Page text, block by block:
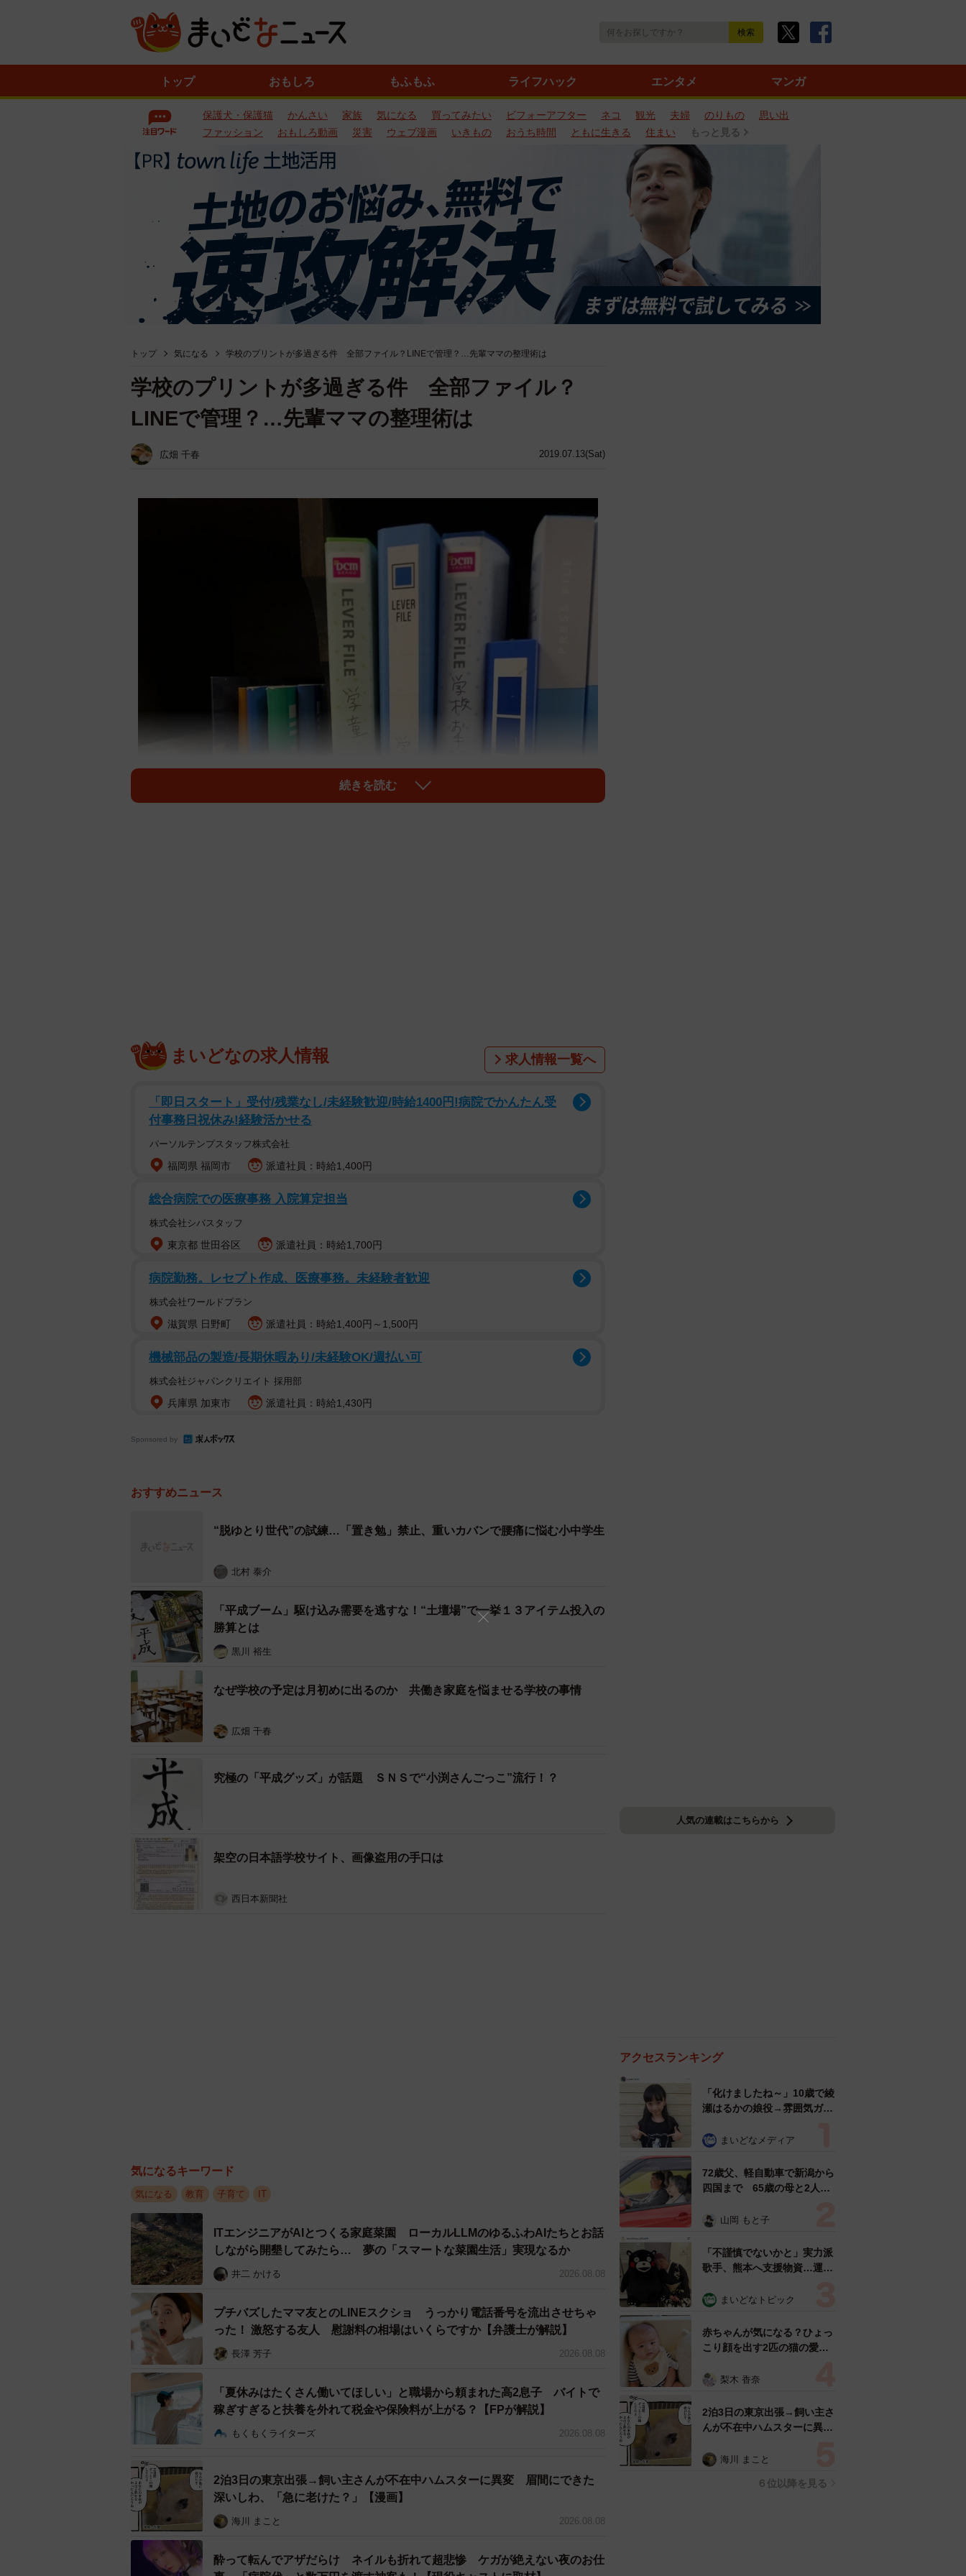
トップ おもしろ もふもふ ライフハック エンタメ マンガ
保護犬・保護猫 かんさい 家族 気になる 買ってみたい ビフォーアフター ネコ 観光 夫婦 のりもの
思い出
ファッション
おもしろ動画 災害 ウェブ漫画 いきもの おうち時間 ともに生きる 住まい もっと見る
トップ 気になる 学校のプリントが多過ぎる件 全部ファイル？LINEで管理？…先輩ママの整理術は
2019.07.13(Sat)
学校のプリントが多過ぎる件 全部ファイル？
LINEで管理？…先輩ママの整理術は
広畑 千春
だより」「ＰＴＡ便り」、さらに各種行事に合わせた「お願いプリント」に、地域のイベン
トの案内などなど…。さらに毎日の宿題プリントに、ミニテストも。これらが見事に別々に
配られ、体裁も似ているため「一体何がどのお便りなのか、どこまで残していいのか、さっ
ぱり分からない！」という声が聞こえてきます。
小学１年生の息子を育てるユイさん（仮名、４２歳）は、「全部ファイル方式」。幼稚園
って取っていたはずが、間違えて捨ててしまったり、いざというとき見つからなかったりだ
った」と言います。
続きを読む
まいどなの求人情報 求人情報一覧へ
「即日スタート」受付/残業なし/未経験歓迎/時給1400円!病院でかんたん受
付事務日祝休み!経験活かせる
パーソルテンプスタッフ株式会社
福岡県 福岡市 派遣社員：時給1,400円
総合病院での医療事務 入院算定担当
株式会社シバスタッフ
東京都 世田谷区 派遣社員：時給1,700円
病院勤務。レセプト作成、医療事務。未経験者歓迎
株式会社ワールドプラン
滋賀県 日野町 派遣社員：時給1,400円～1,500円
機械部品の製造/長期休暇あり/未経験OK/週払い可
株式会社ジャパンクリエイト 採用部
兵庫県 加東市 派遣社員：時給1,430円
Sponsored by
おすすめニュース
“脱ゆとり世代”の試練…「置き勉」禁止、重いカバンで腰痛に悩む小中学生
北村 泰介
「平成ブーム」駆け込み需要を逃すな！“土壇場”で一挙１３アイテム投入の
勝算とは
黒川 裕生
なぜ学校の予定は月初めに出るのか 共働き家庭を悩ませる学校の事情
広畑 千春
究極の「平成グッズ」が話題 ＳＮＳで“小渕さんごっこ”流行！？
架空の日本語学校サイト、画像盗用の手口は
西日本新聞社
気になるキーワード
気になる 教育 子育て IT
ITエンジニアがAIとつくる家庭菜園 ローカルLLMのゆるふわAIたちとお話
しながら開墾してみたら… 夢の「スマートな菜園生活」実現なるか
井二 かける 2026.08.08
プチバズしたママ友とのLINEスクショ うっかり電話番号を流出させちゃ
った！ 激怒する友人 慰謝料の相場はいくらですか【弁護士が解説】
長澤 芳子 2026.08.08
「夏休みはたくさん働いてほしい」と職場から頼まれた高2息子 バイトで
稼ぎすぎると扶養を外れて税金や保険料が上がる？【FPが解説】
もくもくライターズ 2026.08.08
2泊3日の東京出張→飼い主さんが不在中ハムスターに異変 眉間にできた
深いしわ、「急に老けた？」【漫画】
海川 まこと 2026.08.08
酔って転んでアザだらけ ネイルも折れて超悲惨 ケガが絶えない夜のお仕
人気の連載はこちらから
アクセスランキング
「化けましたね～」10歳で綾
瀬はるかの娘役→雰囲気ガラ
雰囲気が」「宝塚に入れそ
まいどなメディア
72歳父、軽自動車で新潟から
四国まで 65歳の母と2人で
憩まで分刻み… 「大学生で
山岡 もと子
「不謹慎でないかと」実力派
歌手、熊本へ支援物資…運搬
めらい 「痛いほど伝わる」
まいどなトピック
赤ちゃんが気になる？ひょっ
こり顔を出す2匹の猫の愛ら
わいい構図あります？」「ベ
梨木 香奈
2泊3日の東京出張→飼い主さ
んが不在中ハムスターに異
「急に老けた？」【漫画】
海川 まこと
６位以降を見る